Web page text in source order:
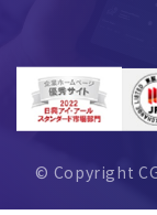
© Copyright